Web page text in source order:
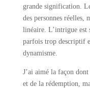
grande signification.
des personnes réelles,
linéaire. L’intrigue est
parfois trop descriptif
dynamisme.
J’ai aimé la façon
et de la rédemption,